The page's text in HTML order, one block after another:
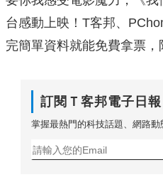
台感動上映！T客邦、
完簡單資料就能免費拿票，
訂閱Ｔ客邦電子日報
掌握最熱門的科技話題、網路動